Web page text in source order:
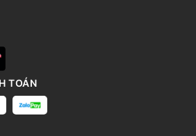
TOÁN